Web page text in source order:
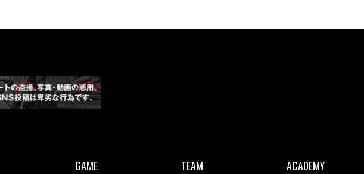
GAME TEAM ACADEMY